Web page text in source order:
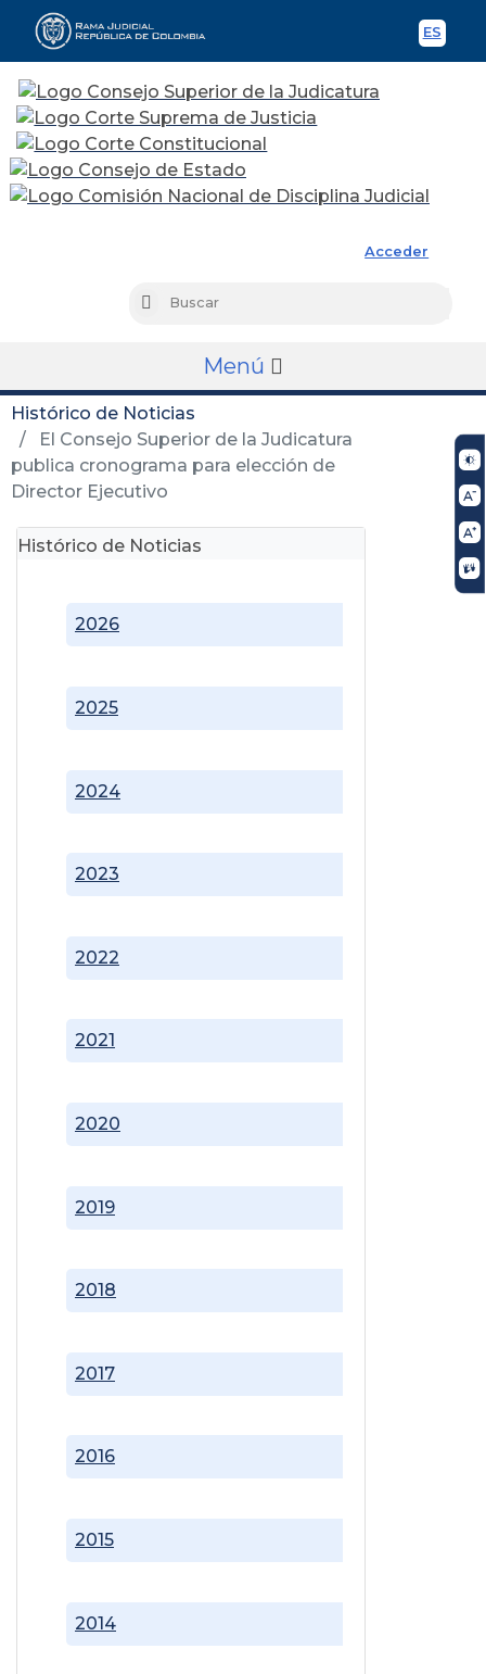
ES
Acceder
Buscar
Menú
Histórico de Noticias
El Consejo Superior de la Judicatura
publica cronograma para elección de
Director Ejecutivo
Histórico de Noticias
2014
2015
2016
2017
2018
2019
2020
2021
2022
2023
2024
2025
2026